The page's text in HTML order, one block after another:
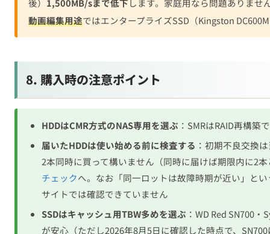
8. 購入時の注意ポイント
届いたHDDは使い始める前に検査する
サイトでは確認できていません
SSDはキャッシュ用TBW多めを選ぶ：WD Red SN700
が安心（ただし2026年8月5日に確認した時点で、
下旬より約1割高く、250GBは掲載が1店のみ。
認〕。SN700は在庫のある店が2店と少なく変動しやす
格をご確認ください）
並行輸入品は保証対象外の可能性、正規代理店品を推奨